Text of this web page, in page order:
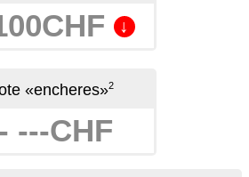
↓
«encheres»2
---CHF